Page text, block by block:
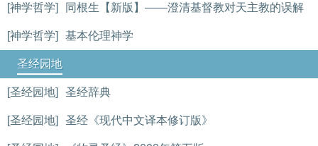
[神学哲学] 同根生【新版】——澄清基督教对天主教的误解
[神学哲学] 基本伦理神学
圣经园地
[圣经园地] 圣经辞典
[圣经园地] 圣经《现代中文译本修订版》